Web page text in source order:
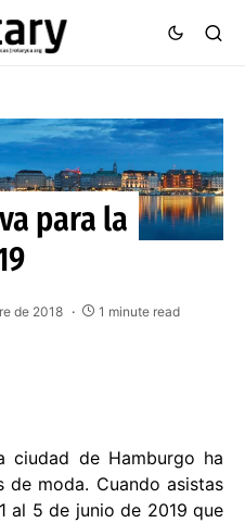
para la
de 2018 1 minute read
ciudad de Hamburgo ha
moda. Cuando asistas
al 5 de junio de 2019 que